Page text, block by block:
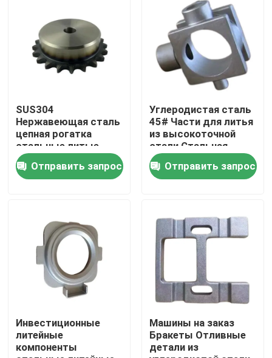
Продукты
О нас
Путешествие фабрики
Свяжитесь мы
Новости
Части металла бросая
SUS304
Нержавеющая сталь
цепная рогатка
стальные литые
части для передачи
машинОтправить запрос
Углеродистая сталь
45# Части для литья
из высокоточной
стали Стальная
стойка для деталей
машинОтправить запрос
Инвестиционные
литейные
компоненты
Машины на заказ
Бракеты Отливные
детали из